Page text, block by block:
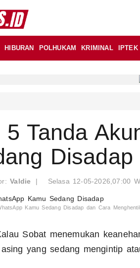
HIBURAN POLHUKAM KRIMINAL IPTEK
Tanda
Disadap
Valdie | Selasa 12-05-2026,07:00
Kamu Sedang Disadap dan Cara
Sobat menemukan
yang sedang mengintip